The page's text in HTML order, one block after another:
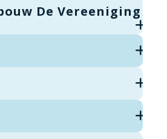
De Vereeniging